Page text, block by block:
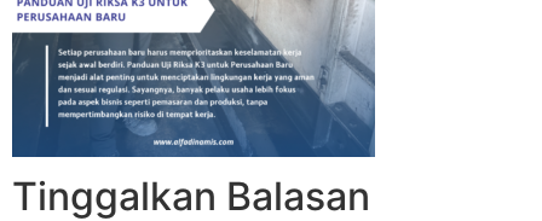
Tinggalkan Balasan